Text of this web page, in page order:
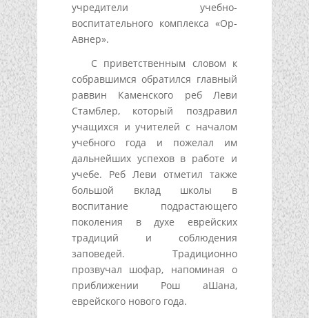
учредители учебно-
воспитательного комплекса «Ор-
Авнер».
С приветственным словом к
собравшимся обратился главный
раввин Каменского реб Леви
Стамблер, который поздравил
учащихся и учителей с началом
учебного года и пожелал им
дальнейших успехов в работе и
учебе. Реб Леви отметил также
большой вклад школы в
воспитание подрастающего
поколения в духе еврейских
традиций и соблюдения
заповедей. Традиционно
прозвучал шофар, напоминая о
приближении Рош аШана,
еврейского нового года.